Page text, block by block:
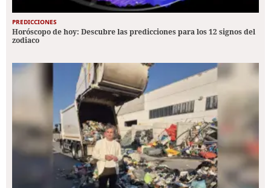
PREDICCIONES
Horóscopo de hoy: Descubre las predicciones para los 12 signos del
zodiaco